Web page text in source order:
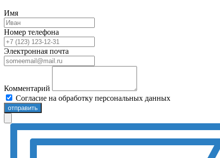
Имя
Номер телефона
Электронная почта
Комментарий
Согласие на обработку персональных данных
отправить